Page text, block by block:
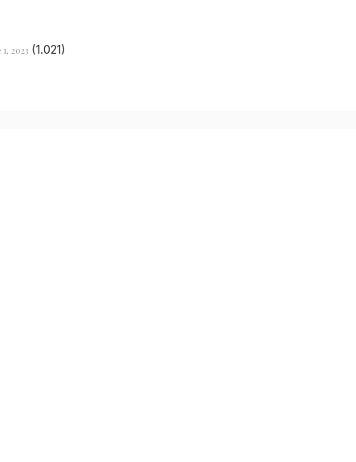
2023 (1.021)